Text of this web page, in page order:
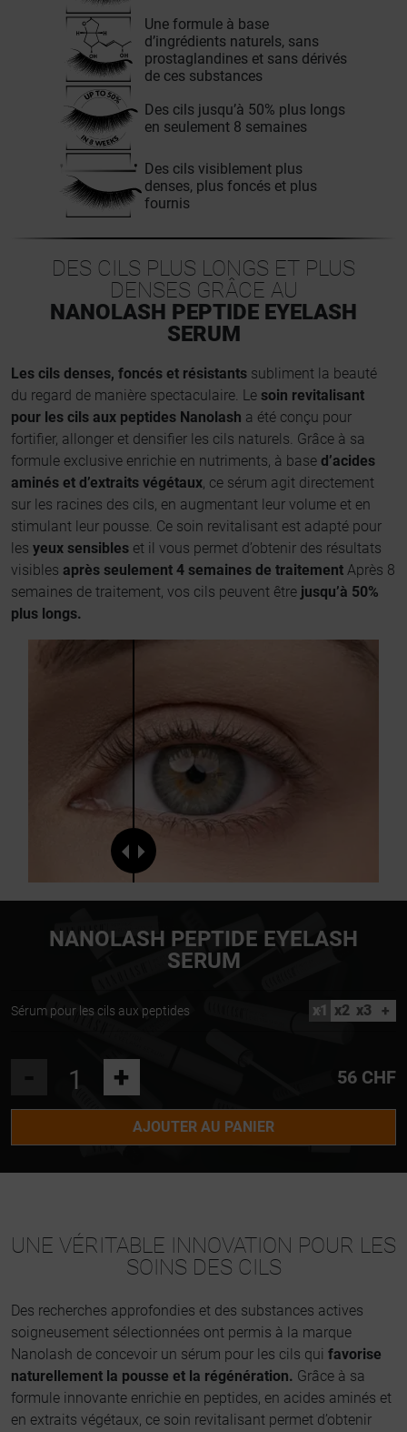
Une formule à base
d’ingrédients naturels, sans
prostaglandines et sans dérivés
de ces substances
Des cils jusqu’à 50% plus longs
en seulement 8 semaines
Des cils visiblement plus
denses, plus foncés et plus
fournis
DES CILS PLUS LONGS ET PLUS
DENSES GRÂCE AU
NANOLASH PEPTIDE EYELASH
SERUM
Les cils denses, foncés et résistants subliment la beauté
du regard de manière spectaculaire. Le soin revitalisant
pour les cils aux peptides Nanolash a été conçu pour
fortifier, allonger et densifier les cils naturels. Grâce à sa
formule exclusive enrichie en nutriments, à base d’acides
aminés et d’extraits végétaux, ce sérum agit directement
sur les racines des cils, en augmentant leur volume et en
stimulant leur pousse. Ce soin revitalisant est adapté pour
les yeux sensibles et il vous permet d’obtenir des résultats
visibles après seulement 4 semaines de traitement Après 8
semaines de traitement, vos cils peuvent être jusqu’à 50%
plus longs.
NANOLASH PEPTIDE EYELASH
SERUM
Sérum pour les cils aux peptides x1 x2 x3 +
+ 56 CHF
AJOUTER AU PANIER
UNE VÉRITABLE INNOVATION POUR LES
SOINS DES CILS
Des recherches approfondies et des substances actives
soigneusement sélectionnées ont permis à la marque
Nanolash de concevoir un sérum pour les cils qui favorise
naturellement la pousse et la régénération. Grâce à sa
formule innovante enrichie en peptides, en acides aminés et
en extraits végétaux, ce soin revitalisant permet d’obtenir